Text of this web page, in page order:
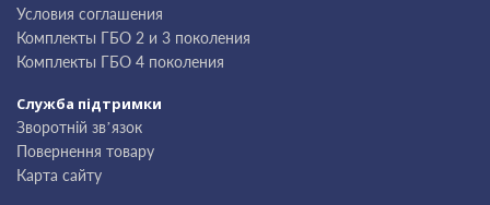
Условия соглашения
Комплекты ГБО 2 и 3 поколения
Комплекты ГБО 4 поколения
Служба підтримки
Зворотній зв’язок
Повернення товару
Карта сайту